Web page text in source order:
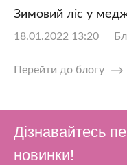
Зимовий ліс у
18.01.2022 13:20
Перейти до блогу
Дізнавайтесь
новинки!